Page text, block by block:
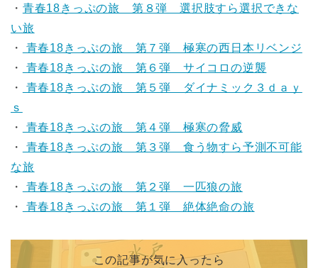
・ 青春18きっぷの旅 第８弾 選択肢すら選択できな
い旅
・
青春18きっぷの旅 第７弾 極寒の西日本リベンジ
・
青春18きっぷの旅 第６弾 サイコロの逆襲
・
青春18きっぷの旅 第５弾 ダイナミック３ｄａｙ
ｓ
・
青春18きっぷの旅 第４弾 極寒の脅威
・
青春18きっぷの旅 第３弾 食う物すら予測不可能
な旅
・
青春18きっぷの旅 第２弾 一匹狼の旅
・
青春18きっぷの旅 第１弾 絶体絶命の旅
この記事が気に入ったら